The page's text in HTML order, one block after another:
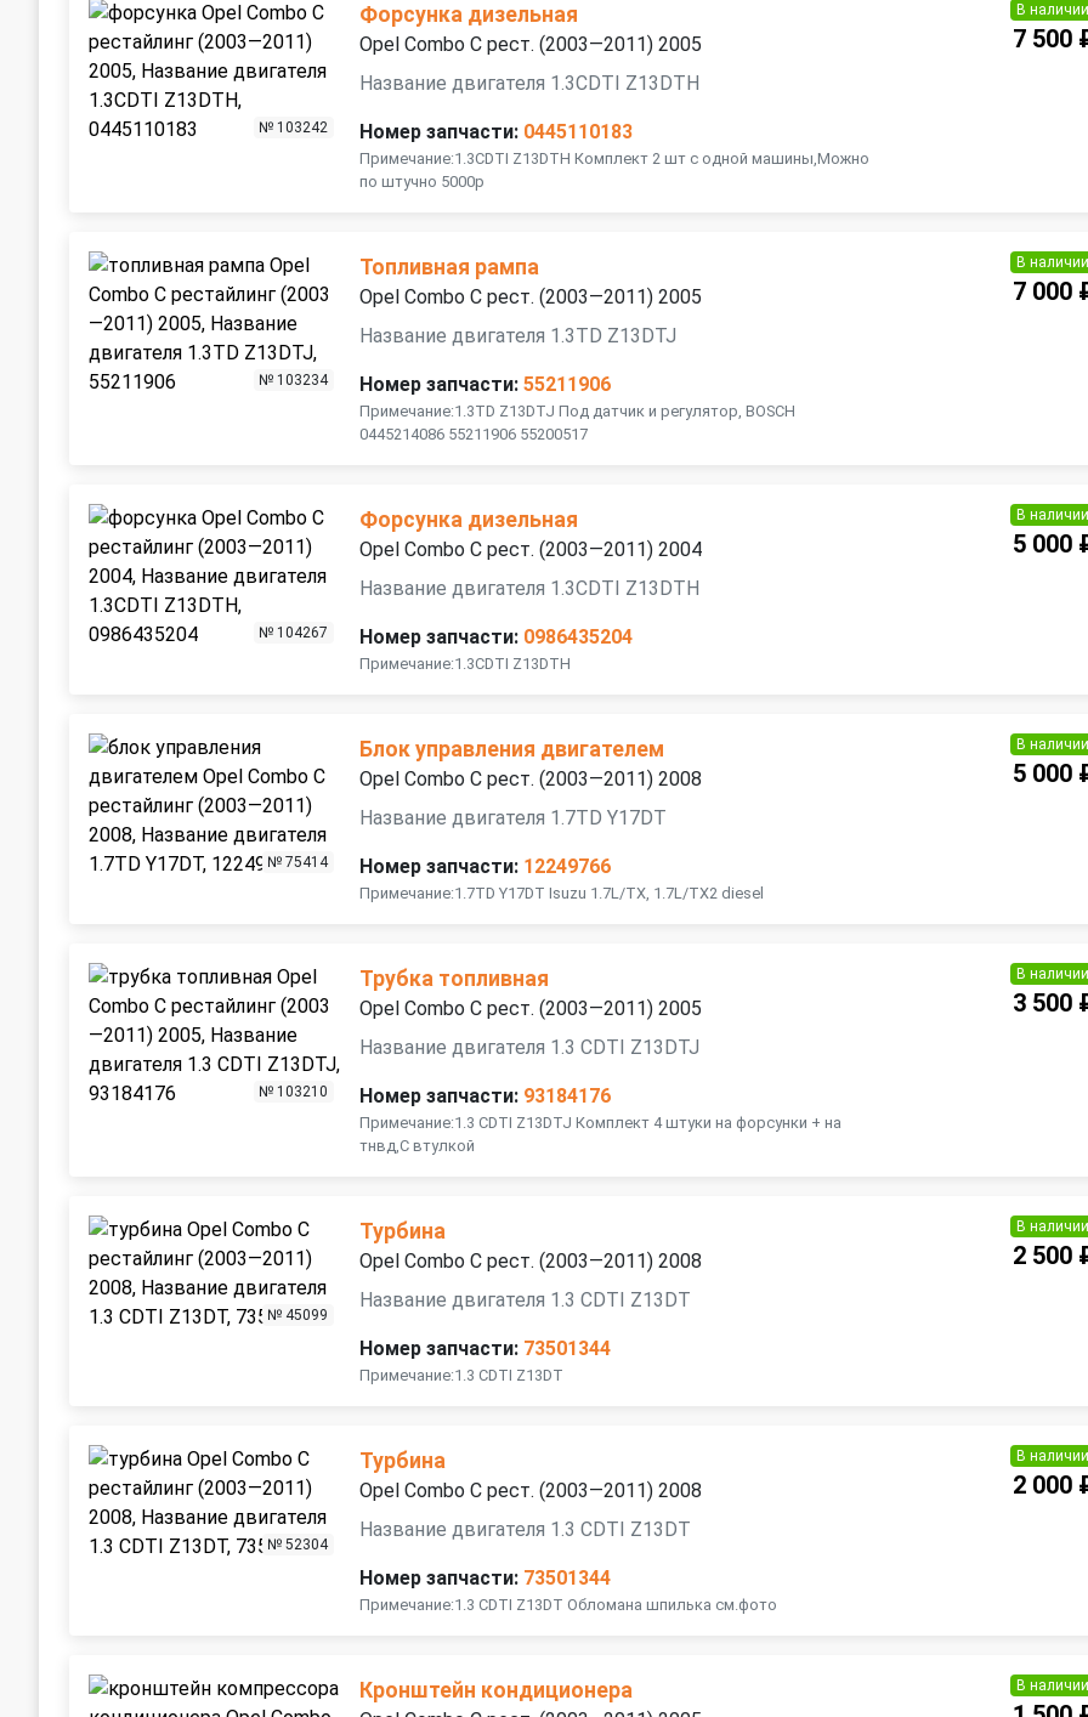
№ 103242
Форсунка дизельная
Opel Combo C рест. (2003—2011) 2005
Название двигателя 1.3CDTI Z13DTH
Номер запчасти: 0445110183
Примечание:1.3CDTI Z13DTH Комплект 2 шт с одной машины,Можно
по штучно 5000р
В наличии
7 500
№ 103234
Топливная рампа
Opel Combo C рест. (2003—2011) 2005
Название двигателя 1.3TD Z13DTJ
Номер запчасти: 55211906
Примечание:1.3TD Z13DTJ Под датчик и регулятор, BOSCH
0445214086 55211906 55200517
В наличии
7 000
№ 104267
Форсунка дизельная
Opel Combo C рест. (2003—2011) 2004
Название двигателя 1.3CDTI Z13DTH
Номер запчасти: 0986435204
Примечание:1.3CDTI Z13DTH
В наличии
5 000
№ 75414
Блок управления двигателем
Opel Combo C рест. (2003—2011) 2008
Название двигателя 1.7TD Y17DТ
Номер запчасти: 12249766
Примечание:1.7TD Y17DТ Isuzu 1.7L/TX, 1.7L/TX2 diesel
В наличии
5 000
№ 103210
Трубка топливная
Opel Combo C рест. (2003—2011) 2005
Название двигателя 1.3 CDTI Z13DTJ
Номер запчасти: 93184176
Примечание:1.3 CDTI Z13DTJ Комплект 4 штуки на форсунки + на
тнвд,С втулкой
В наличии
3 500
№ 45099
Турбина
Opel Combo C рест. (2003—2011) 2008
Название двигателя 1.3 CDTI Z13DT
Номер запчасти: 73501344
Примечание:1.3 CDTI Z13DT
В наличии
2 500
№ 52304
Турбина
Opel Combo C рест. (2003—2011) 2008
Название двигателя 1.3 CDTI Z13DT
Номер запчасти: 73501344
Примечание:1.3 CDTI Z13DT Обломана шпилька см.фото
В наличии
2 000
Кронштейн кондиционера В наличии